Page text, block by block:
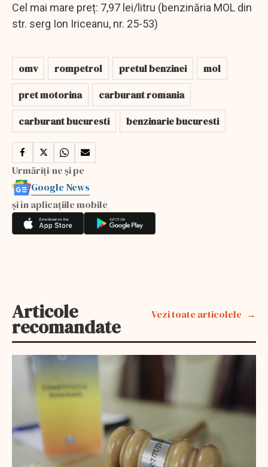
Cel mai mare preț: 7,97 lei/litru (benzinăria MOL din
str. serg Ion Iriceanu, nr. 25-53)
omv rompetrol pretul benzinei
mol
pret motorina
carburant romania
carburant bucuresti
benzinarie bucuresti
Urmăriți-ne și pe
Google News
și în aplicațiile mobile
Articole
recomandate
Vezi toate articolele